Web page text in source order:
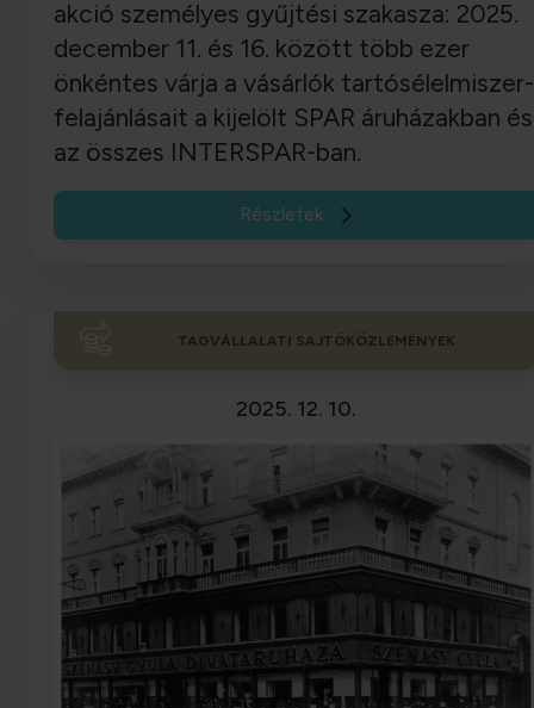
akció személyes gyűjtési szakasza: 2025.
december 11. és 16. között több ezer
önkéntes várja a vásárlók tartósélelmiszer-
felajánlásait a kijelölt SPAR áruházakban és
az összes INTERSPAR-ban.
Részletek
TAGVÁLLALATI SAJTÖKÖZLEMÉNYEK
2025. 12. 10.